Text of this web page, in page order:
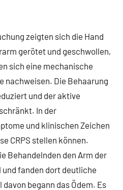
zeigten sich die Hand
gerötet und geschwollen,
sich eine mechanische
nachweisen. Die Behaarung
und der aktive
In der
und klinischen Zeichen
CRPS stellen können.
Behandelnden den Arm der
fanden dort deutliche
begann das Ödem. Es